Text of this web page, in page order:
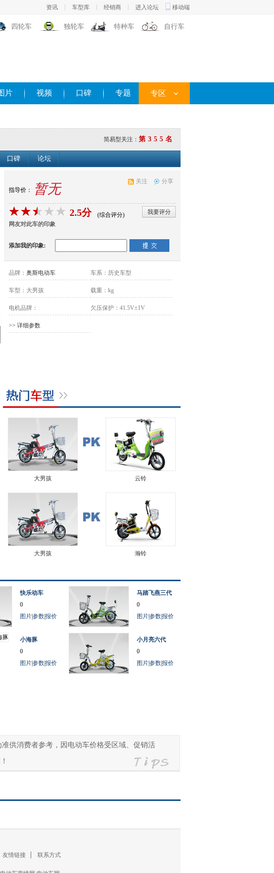
资讯 车型库 经销商 进入论坛 移动端
四轮车 独轮车 特种车 自行车
片 视频 口碑 专题 专区
简易型关注：第355名
口碑 论坛
指导价： 暂无 关注 分享
2.5分 (综合评分)
我要评分
网友对此车的印象
添加我的印象:
品牌： 奥斯电动车 车系： 历史车型
车型： 大男孩 载重： kg
电机品牌： 欠压保护： 41.5V±1V
>> 详细参数
大男孩 云铃
大男孩 瀚铃
快乐动车
0
图片参数报价
马踏飞燕三代
0
图片参数报价
小海豚
0
图片参数报价
小月亮六代
0
图片参数报价
供消费者参考，因电动车价格受区域、促销活
友情链接 联系方式